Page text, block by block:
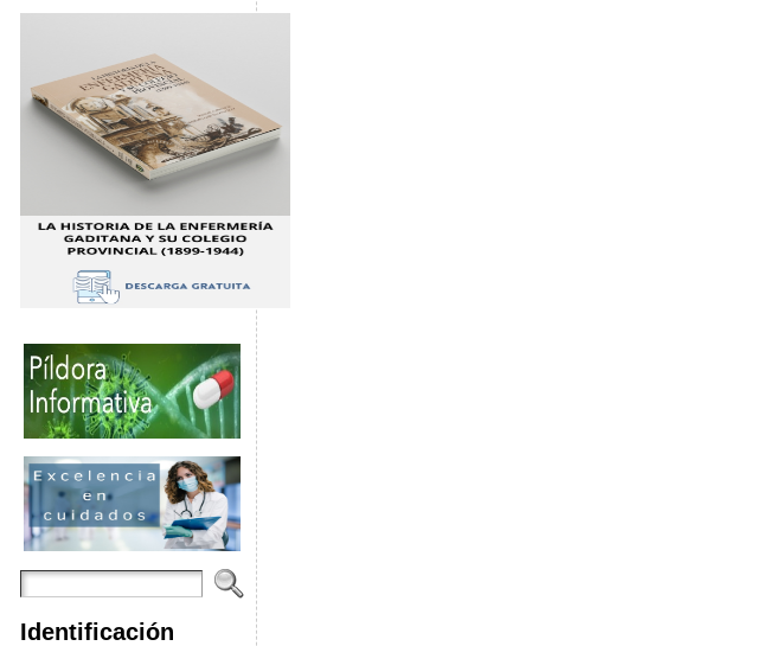
Identificación